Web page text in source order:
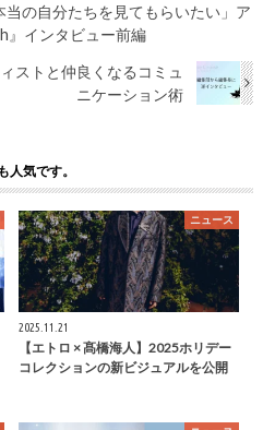
の自分たちを見てもらいたい」ア
』インタビュー前編
ストと仲良くなるコミュ
ニケーション術
人気です。
ニュース
2025.11.21
【エトロ × 髙橋海人】2025ホリデー
コレクションの新ビジュアルを公開